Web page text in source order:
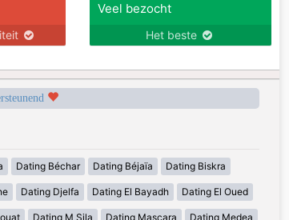
Veel bezocht
Het beste
Dating Béchar Dating Béjaïa Dating Biskra
Dating Djelfa Dating El Bayadh Dating El Oued
Dating M Sila Dating Mascara Dating Medea